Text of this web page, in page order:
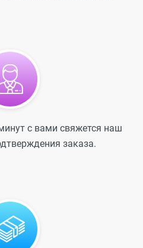
с вами свяжется наш
заказа.